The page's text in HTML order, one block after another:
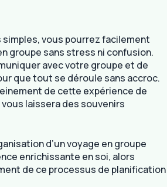
simples, vous pourrez facilement
groupe sans stress ni confusion.
avec votre groupe et de
que tout se déroule sans accroc.
de cette expérience de
laissera des souvenirs
d’un voyage en groupe
enrichissante en soi, alors
de ce processus de planification